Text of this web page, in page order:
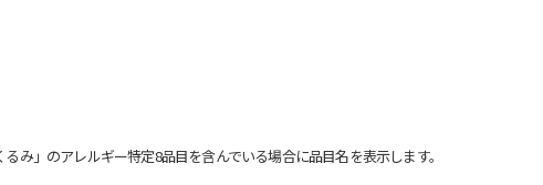
み」のアレルギー特定8品目を含んでいる場合に品目名を表示します。